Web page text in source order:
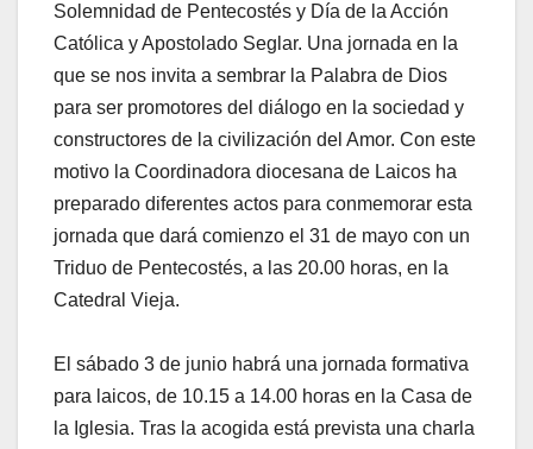
Solemnidad de Pentecostés y Día de la Acción
Católica y Apostolado Seglar. Una jor­na­da en la
que se nos in­vi­ta a sem­brar la Pa­la­bra de Dios
para ser pro­mo­to­res del diá­lo­go en la so­cie­dad y
cons­truc­to­res de la ci­vi­li­za­ción del Amor. Con este
motivo la Coordinadora diocesana de Laicos ha
preparado diferentes actos para conmemorar esta
jornada que dará comienzo el 31 de mayo con un
Triduo de Pentecostés, a las 20.00 horas, en la
Catedral Vieja.
El sábado 3 de junio habrá una jornada formativa
para laicos, de 10.15 a 14.00 horas en la Casa de
la Iglesia. Tras la acogida está prevista una charla